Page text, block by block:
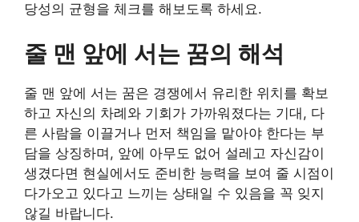
당성의 균형을 체크를 해보도록 하세요.
줄 맨 앞에 서는 꿈의 해석
줄 맨 앞에 서는 꿈은 경쟁에서 유리한 위치를 확보
하고 자신의 차례와 기회가 가까워졌다는 기대, 다
른 사람을 이끌거나 먼저 책임을 맡아야 한다는 부
담을 상징하며, 앞에 아무도 없어 설레고 자신감이
생겼다면 현실에서도 준비한 능력을 보여 줄 시점이
다가오고 있다고 느끼는 상태일 수 있음을 꼭 잊지
않길 바랍니다.